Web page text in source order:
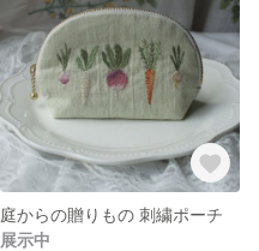
庭からの贈りもの 刺繍ポーチ
展示中